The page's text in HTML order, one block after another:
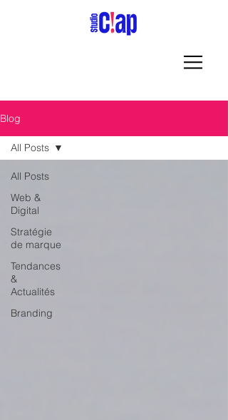
Blog
All Posts
Web &
Digital
Stratégie
de marque
Tendances
&
Actualités
Branding
All Posts